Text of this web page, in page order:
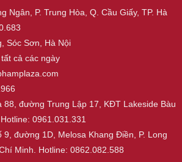
Ngân, P. Trung Hòa, Q. Cầu Giấy, TP. Hà
Sóc Sơn, Hà Nội
cả các ngày
88, đường Trung Lập 17, KĐT Lakeside Bàu
0961.031.331
9, đường 1D, Melosa Khang Điền, P. Long
Minh. Hotline: 0862.082.588